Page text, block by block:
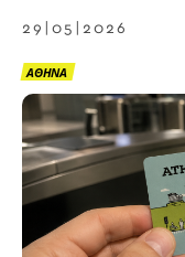
29|05|2026
ΑΘΗΝΑ